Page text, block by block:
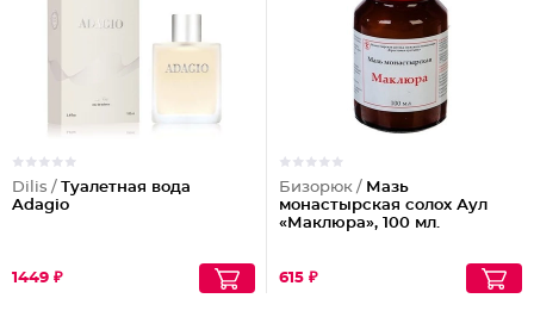
Dilis / Туалетная вода
Adagio
1449 ₽
Бизорюк / Мазь
монастырская солох Аул
«Маклюра», 100 мл.
615 ₽